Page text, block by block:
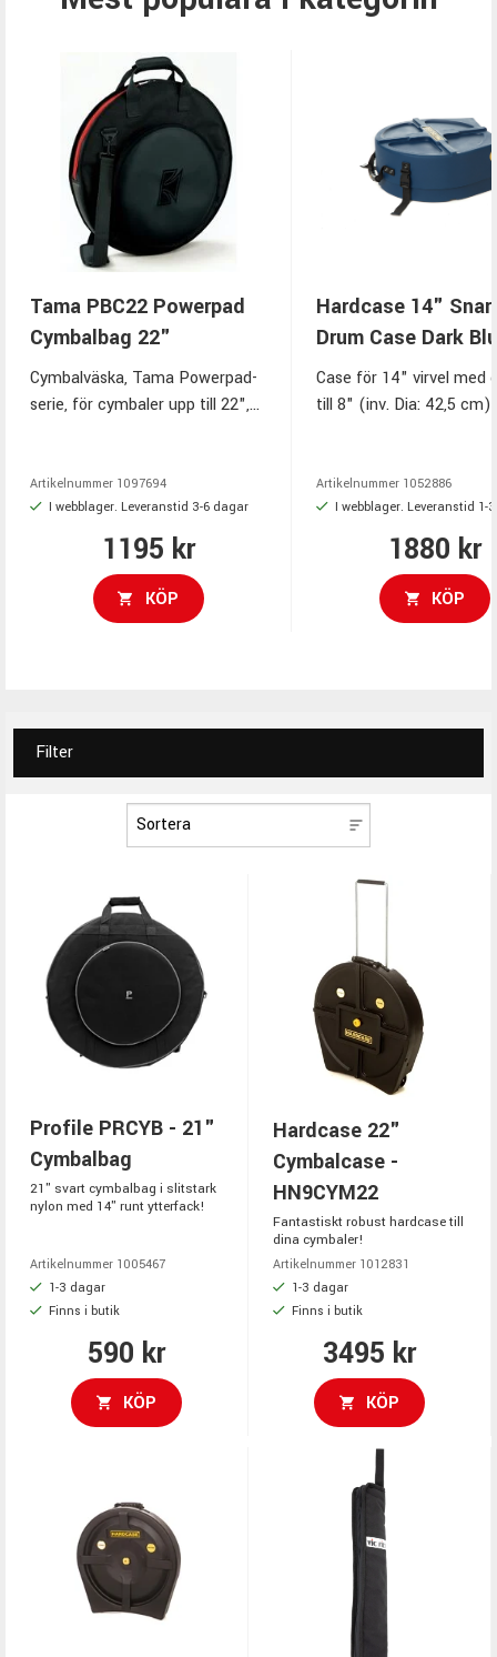
Tama PBC22 Powerpad
Cymbalbag 22"
Cymbalväska, Tama Powerpad-
serie, för cymbaler upp till 22",
delare/skydd i ytterfack, stabil
skyddande konstruktion,
förstärkta partier
Artikelnummer 1097694
I webblager. Leveranstid 3-6 dagar
1195 kr
KÖP
Hardcase 14"
Drum Case Dark
Case för 14" virvel med
till 8" (inv. Dia: 42,5 cm).
Artikelnummer 1052886
I webblager. Leveranstid 1-
1880 kr
KÖP
Filter
Profile PRCYB - 21"
Cymbalbag
21" svart cymbalbag i slitstark
nylon med 14" runt ytterfack!
Artikelnummer 1005467
1-3 dagar
Finns i butik
590 kr
KÖP
Hardcase 22"
Cymbalcase -
HN9CYM22
Fantastiskt robust hardcase till
dina cymbaler!
Artikelnummer 1012831
1-3 dagar
Finns i butik
3495 kr
KÖP